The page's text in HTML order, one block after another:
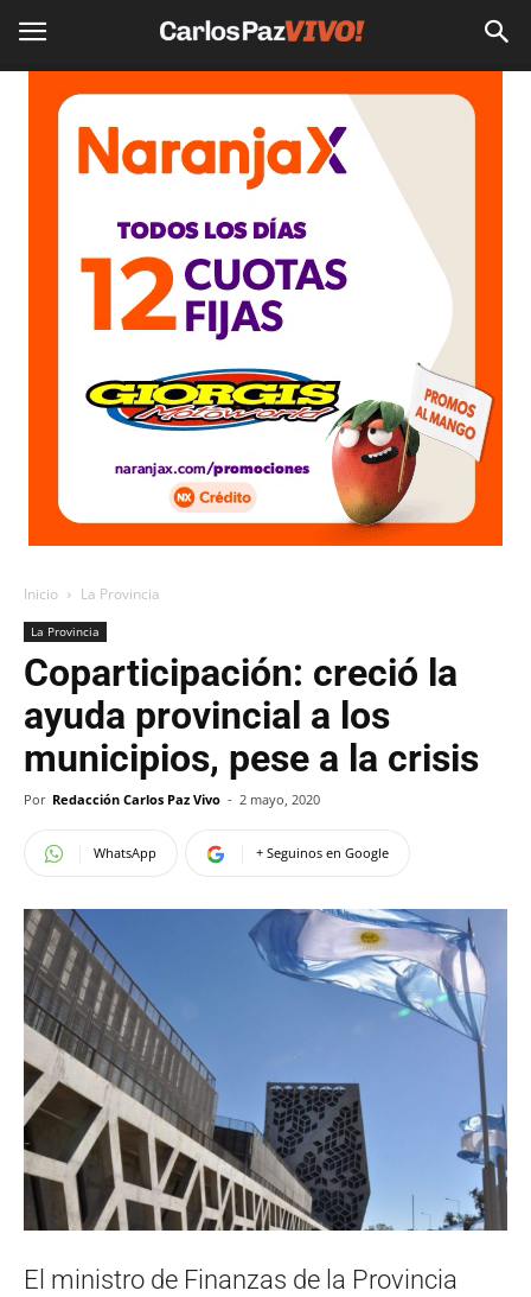
Inicio La Provincia
La Provincia
Coparticipación: creció la
ayuda provincial a los
municipios, pese a la crisis
Por Redacción Carlos Paz Vivo - 2 mayo, 2020
WhatsApp + Seguinos en Google
El ministro de Finanzas de la Provincia